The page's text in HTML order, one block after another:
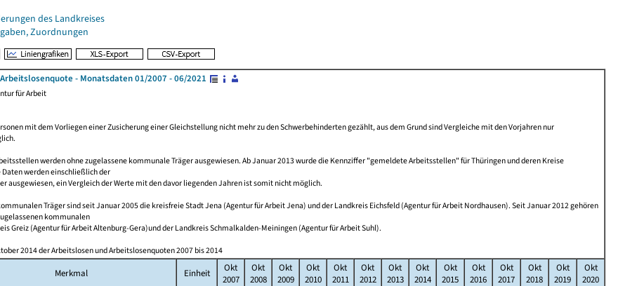
des Landkreises
Zuordnungen
- Monatsdaten 01/2007 - 06/2021
für Arbeit
mit dem Vorliegen einer Zusicherung einer Gleichstellung nicht mehr zu den Schwerbehinderten gezählt, aus dem Grund sind Vergleiche mit den Vorjahren nur
werden ohne zugelassene kommunale Träger ausgewiesen. Ab Januar 2013 wurde die Kennziffer "gemeldete Arbeitsstellen" für Thüringen und deren Kreise
werden einschließlich der
ausgewiesen, ein Vergleich der Werte mit den davor liegenden Jahren ist somit nicht möglich.
Träger sind seit Januar 2005 die kreisfreie Stadt Jena (Agentur für Arbeit Jena) und der Landkreis Eichsfeld (Agentur für Arbeit Nordhausen). Seit Januar 2012 gehören
kommunalen
Greiz (Agentur für Arbeit Altenburg-Gera)und der Landkreis Schmalkalden-Meiningen (Agentur für Arbeit Suhl).
2014 der Arbeitslosen und Arbeitslosenquoten 2007 bis 2014
Merkmal Einheit
Okt
2007
Okt
2008
Okt
2009
Okt
2010
Okt
2011
Okt
2012
Okt
2013
Okt
2014
Okt
2015
Okt
2016
Okt
2017
Okt
2018
Okt
2019
Okt
2020